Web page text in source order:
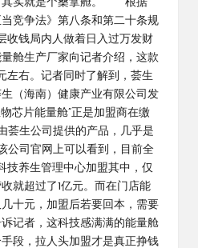
其实就是个桑拿舱。 根据
当竞争法》第八条和第二十条规
钱局内人做着日入过万发财
舱生产厂家向记者介绍，这款
左右。记者同时了解到，荟生
（海南）健康产业有限公司发
芯片能量舱”正是加盟商在缴
荟生公司提供的产品，几乎是
公司官网上可以看到，目前全
技养生管理中心加盟其中，仅
就超过了1亿元。而在门店能
十元，加盟后若要回本，需要
记者，这科技感满满的能量舱
段，拉人头加盟才是真正挣钱